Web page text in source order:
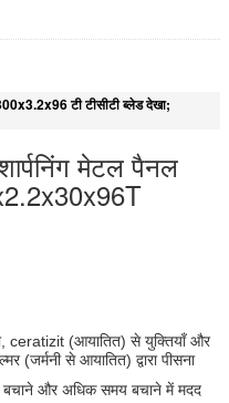
टी टीसीटी ब्लेड देखा;
मेटल पैनल
ceratizit (आयातित) से युक्तियाँ और
(जर्मनी से आयातित) द्वारा पीसना
बचाने और अधिक समय बचाने में मदद